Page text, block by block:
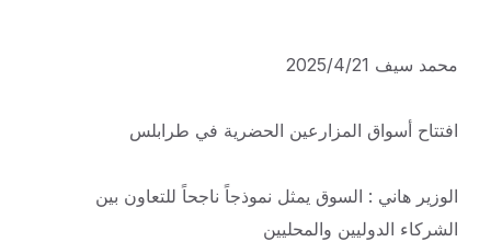
محمد سيف 2025/4/21
افتتاح أسواق المزارعين الحضرية في طرابلس
الوزير هاني : السوق يمثل نموذجاً ناجحاً للتعاون بين
الشركاء الدوليين والمحليين